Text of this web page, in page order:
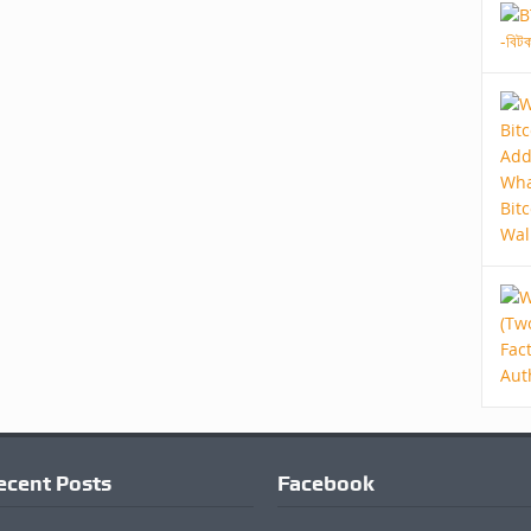
Posts Facebook